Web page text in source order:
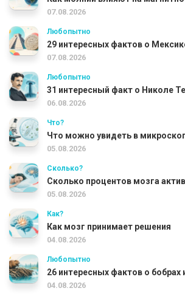
07.08.2026
Любопытно
29 интересных фактов о
07.08.2026
Любопытно
31 интересный факт о Николе
06.08.2026
Что?
Что можно увидеть в
05.08.2026
Сколько?
Сколько процентов мозга
05.08.2026
Как?
Как мозг принимает решения
04.08.2026
Любопытно
26 интересных фактов о бобрах
04.08.2026